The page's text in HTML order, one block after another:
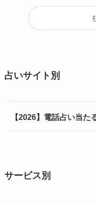
占いサイト別
【2026】電話占い当た
サービス別